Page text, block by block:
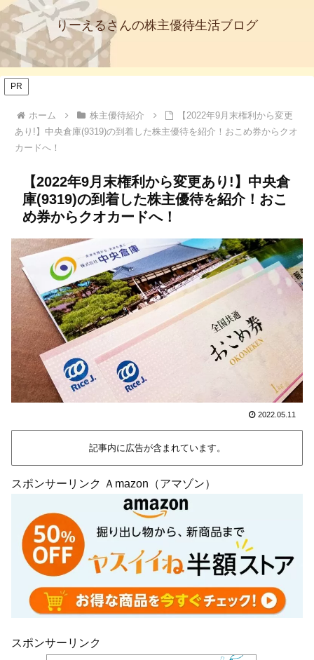
りーえるさんの株主優待生活ブログ
PR
ホーム 株主優待紹介
【2022年9月末権利から変更
あり!】中央倉庫(9319)の到着した株主優待を紹介！おこめ券からクオ
カードへ！
【2022年9月末権利から変更あり!】中央倉
庫(9319)の到着した株主優待を紹介！おこ
め券からクオカードへ！
2022.05.11
記事内に広告が含まれています。
スポンサーリンク Ａmazon（アマゾン）
スポンサーリンク